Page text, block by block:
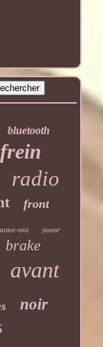
bluetooth
frein
radio
front
uni joueur
brake
avant
noir